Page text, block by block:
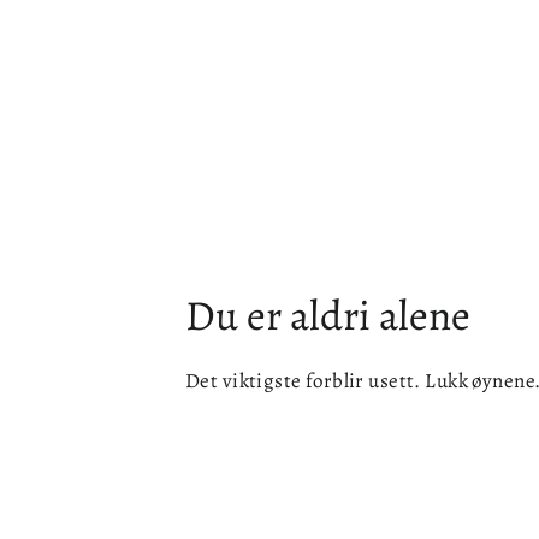
Du er aldri alene
Det viktigste forblir usett. Lukk